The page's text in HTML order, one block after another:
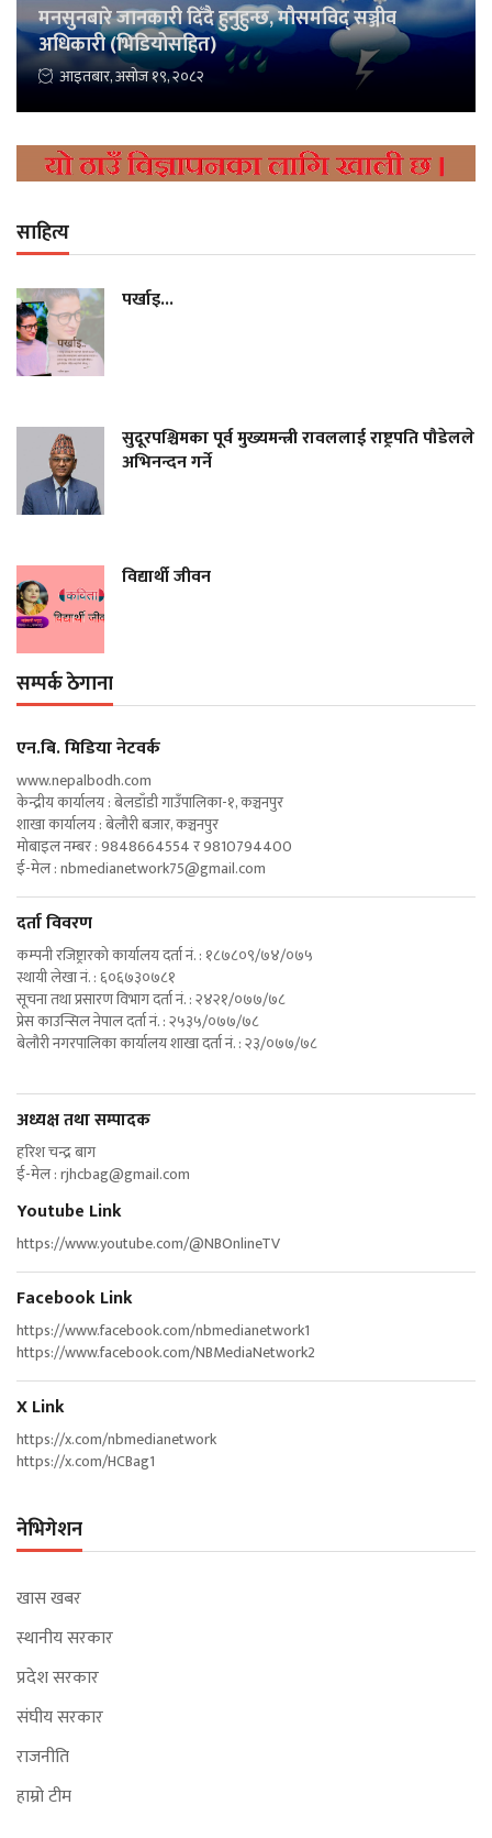
मनसुनबारे जानकारी दिँदै हुनुहुन्छ, मौसमविद् सञ्जीव
अधिकारी (भिडियोसहित)
आइतबार, असोज १९, २०८२
साहित्य
पर्खाइ...
सुदूरपश्चिमका पूर्व मुख्यमन्त्री रावललाई राष्ट्रपति पौडेलले
अभिनन्दन गर्ने
विद्यार्थी जीवन
सम्पर्क ठेगाना
एन‍.बि. मिडिया नेटवर्क
www.nepalbodh.com
केन्द्रीय कार्यालय : बेलडाँडी गाउँपालिका-१, कञ्चनपुर
शाखा कार्यालय : बेलौरी बजार, कञ्चनपुर
मोबाइल नम्बर : 9848664554 र 9810794400
ई-मेल :nbmedianetwork75@gmail.com
दर्ता विवरण
कम्पनी रजिष्ट्रारको कार्यालय दर्ता नं. : १८७८०९/७४/०७५
स्थायी लेखा नं. : ६०६७३०७८१
सूचना तथा प्रसारण विभाग दर्ता नं. : २४२१/०७७/७८
प्रेस काउन्सिल नेपाल दर्ता नं. : २५३५/०७७/७८
बेलौरी नगरपालिका कार्यालय शाखा दर्ता नं. : २३/०७७/७८
अध्यक्ष तथा सम्पादक
हरिश चन्द्र बाग
ई-मेल :rjhcbag@gmail.com
Youtube Link
https://www.youtube.com/@NBOnlineTV
Facebook Link
https://www.facebook.com/nbmedianetwork1
https://www.facebook.com/NBMediaNetwork2
X Link
https://x.com/nbmedianetwork
https://x.com/HCBag1
नेभिगेशन
खास खबर
स्थानीय सरकार
प्रदेश सरकार
संघीय सरकार
राजनीति
हाम्रो टीम